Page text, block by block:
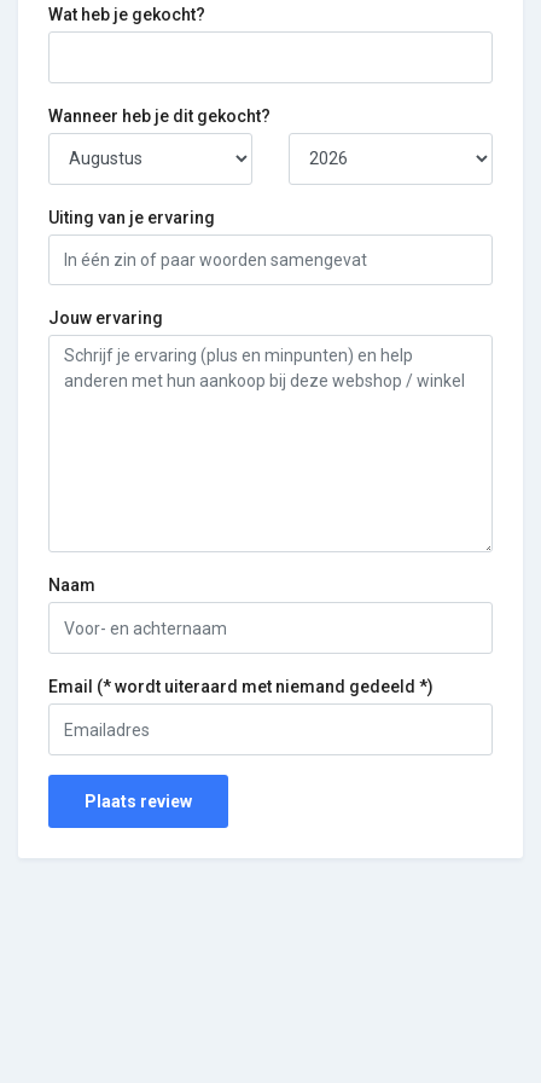
Wat heb je gekocht?
Wanneer heb je dit gekocht?
Uiting van je ervaring
Jouw ervaring
Naam
Email (* wordt uiteraard met niemand gedeeld *)
Plaats review